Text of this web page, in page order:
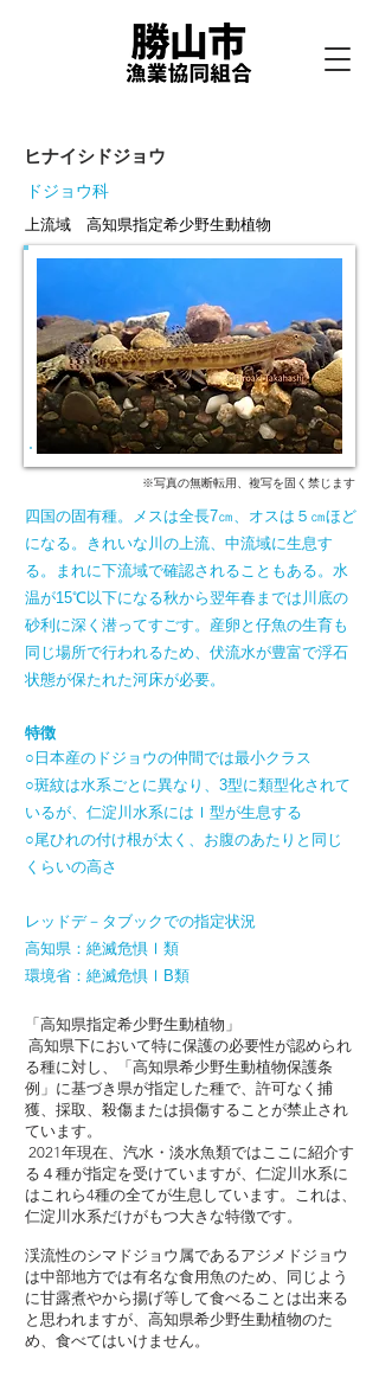
ヒナイシドジョウ
ドジョウ科
上流域 高知県指定希少野生動植物
※写真の無断転用、複写を固く禁じます
四国の固有種。メスは全長7㎝、オスは５㎝ほど
になる。きれいな川の上流、中流域に生息す
る。まれに下流域で確認されることもある。水
温が15℃以下になる秋から翌年春までは川底の
砂利に深く潜ってすごす。産卵と仔魚の生育も
同じ場所で行われるため、伏流水が豊富で浮石
状態が保たれた河床が必要。
特徴
○日本産のドジョウの仲間では最小クラス
○斑紋は水系ごとに異なり、3型に類型化されて
いるが、仁淀川水系にはＩ型が生息する
○尾ひれの付け根が太く、お腹のあたりと同じ
くらいの高さ
レッドデ－タブックでの指定状況
高知県：絶滅危惧Ⅰ類
環境省：絶滅危惧ⅠB類
「高知県指定希少野生動植物」
高知県下において特に保護の必要性が認められ
る種に対し、「高知県希少野生動植物保護条
例」に基づき県が指定した種で、許可なく捕
獲、採取、殺傷または損傷することが禁止され
ています。
2021年現在、汽水・淡水魚類ではここに紹介す
る４種が指定を受けていますが、仁淀川水系に
はこれら4種の全てが生息しています。これは、
仁淀川水系だけがもつ大きな特徴です。
渓流性のシマドジョウ属であるアジメドジョウ
は中部地方では有名な食用魚のため、同じよう
に甘露煮やから揚げ等して食べることは出来る
と思われますが、高知県希少野生動植物のた
め、食べてはいけません。